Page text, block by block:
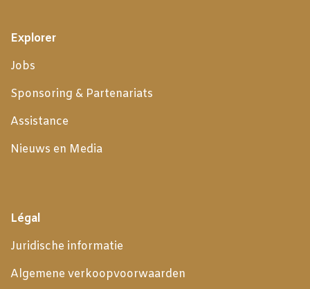
Explorer
Jobs
Sponsoring & Partenariats
Assistance
Nieuws en Media
Légal
Juridische informatie
Algemene verkoopvoorwaarden